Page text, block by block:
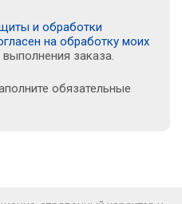
и обработки
на обработку моих
заказа.
обязательные